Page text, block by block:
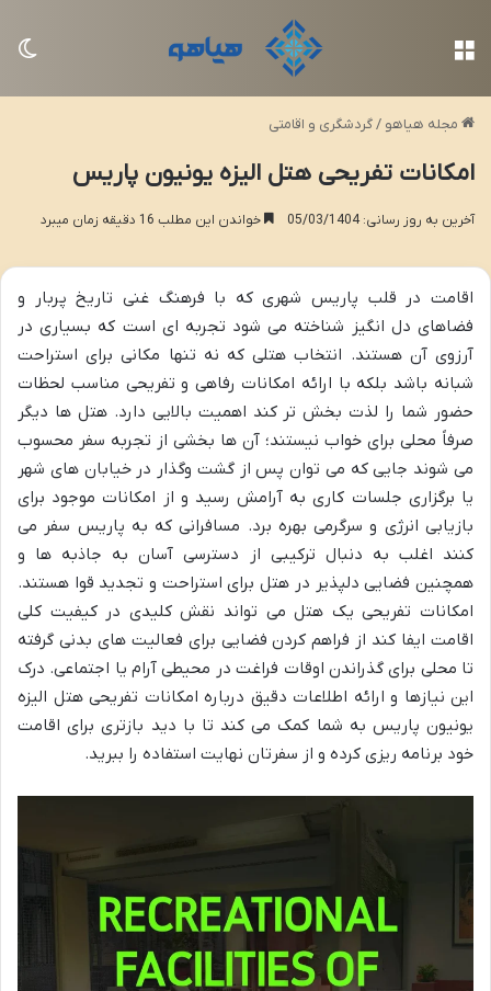
مجله هیاهو /گردشگری و اقامتی
امکانات تفریحی هتل الیزه یونیون پاریس
آخرین به روز رسانی: 05/03/1404 خواندن این مطلب 16 دقیقه زمان میبرد
اقامت در قلب پاریس شهری که با فرهنگ غنی تاریخ پربار و
فضاهای دل انگیز شناخته می شود تجربه ای است که بسیاری در
آرزوی آن هستند. انتخاب هتلی که نه تنها مکانی برای استراحت
شبانه باشد بلکه با ارائه امکانات رفاهی و تفریحی مناسب لحظات
حضور شما را لذت بخش تر کند اهمیت بالایی دارد. هتل ها دیگر
صرفاً محلی برای خواب نیستند؛ آن ها بخشی از تجربه سفر محسوب
می شوند جایی که می توان پس از گشت وگذار در خیابان های شهر
یا برگزاری جلسات کاری به آرامش رسید و از امکانات موجود برای
بازیابی انرژی و سرگرمی بهره برد. مسافرانی که به پاریس سفر می
کنند اغلب به دنبال ترکیبی از دسترسی آسان به جاذبه ها و
همچنین فضایی دلپذیر در هتل برای استراحت و تجدید قوا هستند.
امکانات تفریحی یک هتل می تواند نقش کلیدی در کیفیت کلی
اقامت ایفا کند از فراهم کردن فضایی برای فعالیت های بدنی گرفته
تا محلی برای گذراندن اوقات فراغت در محیطی آرام یا اجتماعی. درک
این نیازها و ارائه اطلاعات دقیق درباره امکانات تفریحی هتل الیزه
یونیون پاریس به شما کمک می کند تا با دید بازتری برای اقامت
خود برنامه ریزی کرده و از سفرتان نهایت استفاده را ببرید.